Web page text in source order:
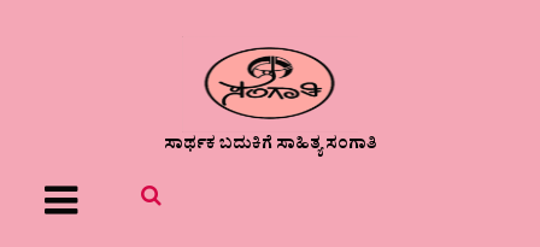
ಸಾರ್ಥಕ ಬದುಕಿಗೆ ಸಾಹಿತ್ಯ ಸಂಗಾತಿ
Menu